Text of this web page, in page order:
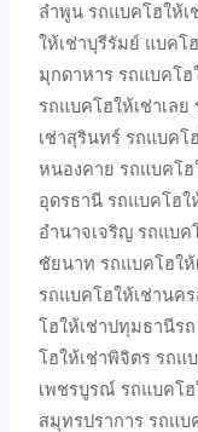
ลำพูน รถแบคโฮให้เ
ให้เช่าบุรีรัมย์ แบคโ
มุกดาหาร รถแบคโฮ
รถแบคโฮให้เช่าเล
เช่าสุรินทร์ รถแบคโ
หนองคาย รถแบคโฮ
อุดรธานี รถแบคโฮใ
อำนาจเจริญ รถแบค
ชัยนาท รถแบคโฮใ
รถแบคโฮให้เช่านค
โฮให้เช่าปทุมธานีร
โฮให้เช่าพิจิตร รถแ
เพชรบูรณ์ รถแบคโฮ
สมุทรปราการ รถแบ